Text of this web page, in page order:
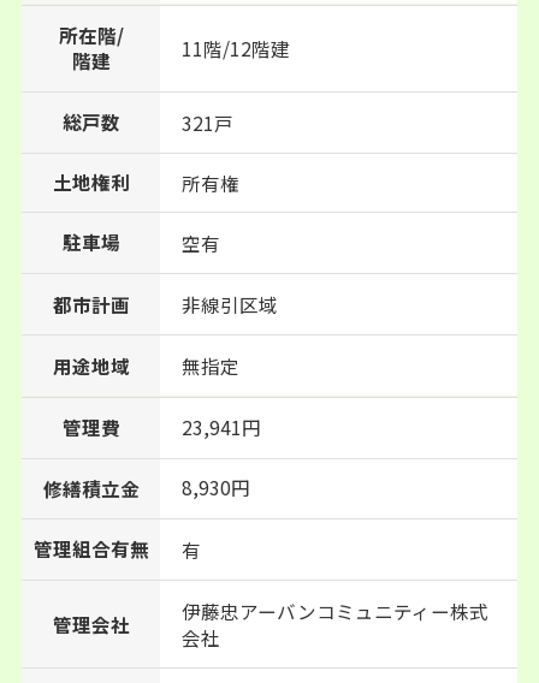
所在階/
階建
11階/12階建
総戸数 321戸
土地権利 所有権
駐車場 空有
都市計画 非線引区域
用途地域 無指定
管理費 23,941円
修繕積立金 8,930円
管理組合有無 有
管理会社
伊藤忠アーバンコミュニティー株式
会社